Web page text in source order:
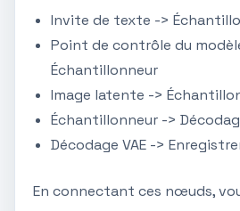
Invite de texte ->
Point de contrôle du
Échantillonneur
Image latente ->
Échantillonneur ->
Décodage VAE ->
En connectant ces nœuds,